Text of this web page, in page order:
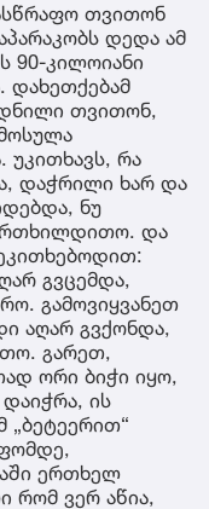
თვითონ
დედა ამ
90-კილოიანი
დახეთქებამ
თვითონ,
უკითხავს, რა
დაჭრილი ხარ და
ნუ
და
გვცემდა,
გამოვიყვანეთ
აღარ გვქონდა,
გარეთ,
ორი ბიჭი იყო,
ის
„ბეტეერით“
ერთხელ
რომ ვერ აწია,